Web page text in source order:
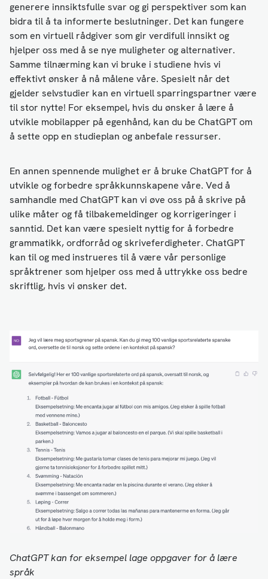
generere innsiktsfulle svar og gi perspektiver som kan
bidra til å ta informerte beslutninger. Det kan fungere
som en virtuell rådgiver som gir verdifull innsikt og
hjelper oss med å se nye muligheter og alternativer.
Samme tilnærming kan vi bruke i studiene hvis vi
effektivt ønsker å nå målene våre. Spesielt når det
gjelder selvstudier kan en virtuell sparringspartner være
til stor nytte! For eksempel, hvis du ønsker å lære å
utvikle mobilapper på egenhånd, kan du be ChatGPT om
å sette opp en studieplan og anbefale ressurser.
En annen spennende mulighet er å bruke ChatGPT for å
utvikle og forbedre språkkunnskapene våre. Ved å
samhandle med ChatGPT kan vi øve oss på å skrive på
ulike måter og få tilbakemeldinger og korrigeringer i
sanntid. Det kan være spesielt nyttig for å forbedre
grammatikk, ordforråd og skriveferdigheter. ChatGPT
kan til og med instrueres til å være vår personlige
språktrener som hjelper oss med å uttrykke oss bedre
skriftlig, hvis vi ønsker det.
ChatGPT kan for eksempel lage oppgaver for å lære
språk